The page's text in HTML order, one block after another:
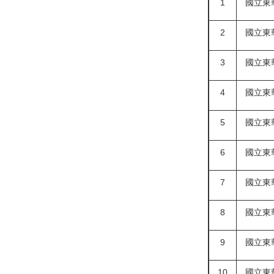
1 國立東
2 國立東
3 國立東
4 國立東
5 國立東
6 國立東
7 國立東
8 國立東
9 國立東